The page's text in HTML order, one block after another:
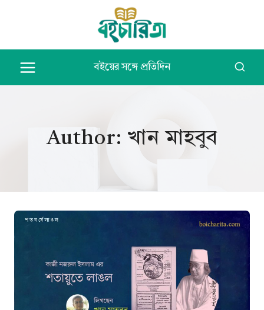
content
বইয়ের সঙ্গে প্রতিদিন
Author: খান মাহবুব